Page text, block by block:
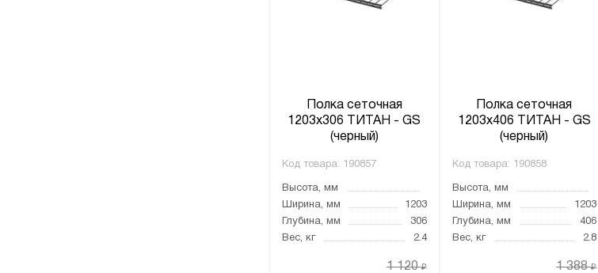
Полка сеточная
1203х306 ТИТАН - GS
(черный)
Код товара: 190857
Высота, мм
Ширина, мм
1203
Глубина, мм
306
Вес, кг
2.4
1 120₽
Полка сеточная
1203х406 ТИТАН - GS
(черный)
Код товара: 190858
Высота, мм
Ширина, мм
1203
Глубина, мм
406
Вес, кг
2.8
1 388₽